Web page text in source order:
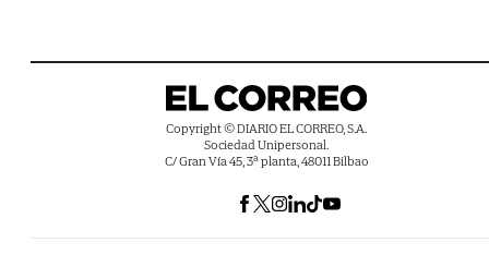
Copyright © DIARIO EL CORREO, S.A.
Sociedad Unipersonal.
C/ Gran Vía 45, 3ª planta, 48011 Bilbao